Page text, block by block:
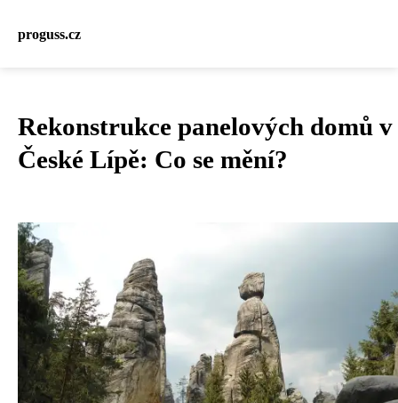
proguss.cz
Rekonstrukce panelových domů v
České Lípě: Co se mění?